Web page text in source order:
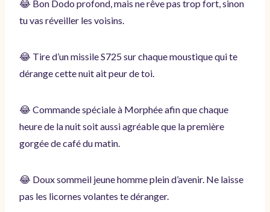
😂 Bon Dodo profond, mais ne rêve pas trop fort, sinon
tu vas réveiller les voisins.
😂 Tire d’un missile S725 sur chaque moustique qui te
dérange cette nuit ait peur de toi.
😂 Commande spéciale à Morphée afin que chaque
heure de la nuit soit aussi agréable que la première
gorgée de café du matin.
😂 Doux sommeil jeune homme plein d’avenir. Ne laisse
pas les licornes volantes te déranger.